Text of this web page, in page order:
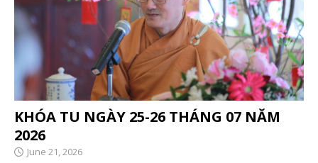
KHÓA TU NGÀY 25-26 THÁNG 07 NĂM
2026
June 21, 2026